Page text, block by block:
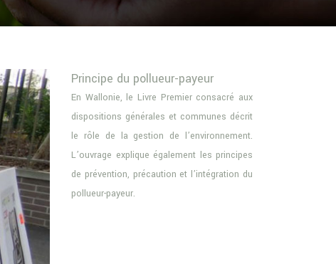
Principe du pollueur-payeur
En Wallonie, le Livre Premier consacré aux
dispositions générales et communes décrit
le rôle de la gestion de l’environnement.
L’ouvrage explique également les principes
de prévention, précaution et l’intégration du
pollueur-payeur.